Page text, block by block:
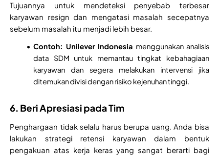
Tujuannya untuk mendeteksi penyebab terbesar
karyawan resign dan mengatasi masalah secepatnya
sebelum masalah itu menjadi lebih besar.
Contoh: Unilever Indonesia menggunakan analisis
data SDM untuk memantau tingkat kebahagiaan
karyawan dan segera melakukan intervensi jika
ditemukan divisi dengan risiko kejenuhan tinggi.
6. Beri Apresiasi pada Tim
Penghargaan tidak selalu harus berupa uang. Anda bisa
lakukan strategi retensi karyawan dalam bentuk
pengakuan atas kerja keras yang sangat berarti bagi